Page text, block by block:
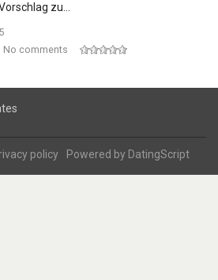
zu…
No comments
policy Powered by DatingScript